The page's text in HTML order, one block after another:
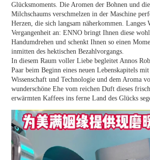
Glücksmoments. Die Aromen der Bohnen und
Milchschaums verschmelzen in der Maschine
Herzen, die sich langsam näherkommen. Langes
Vergangenheit an: ENNO bringt Ihnen diese
Handumdrehen und schenkt Ihnen so einen
inmitten des hektischen Bezahlvorgangs.
In diesem Raum voller Liebe begleitet Annos
Paar beim Beginn eines neuen Lebenskapitels
Wissenschaft und Technologie und dem Aroma
wunderschöne Ehe vom reichen Duft dieses
erwärmten Kaffees ins ferne Land des Glücks